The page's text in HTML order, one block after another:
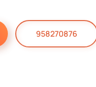
958270876